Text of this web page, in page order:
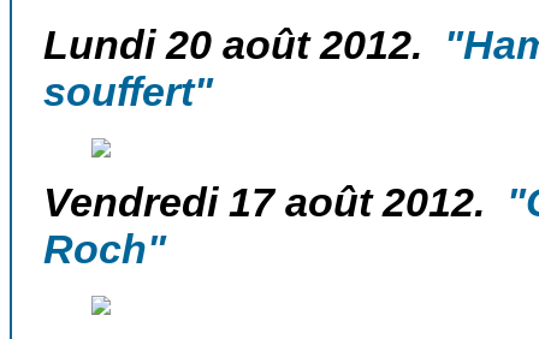
Lundi 20 août 2012.
souffert"
Vendredi 17 août 2012.
Roch"